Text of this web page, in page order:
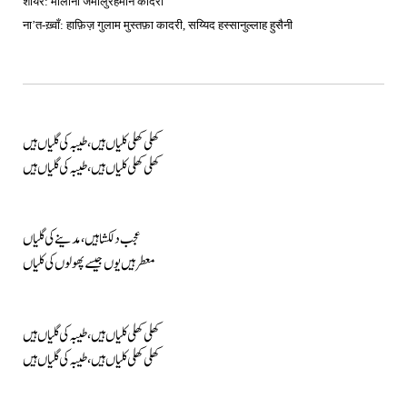
ना’त-ख़्वाँ: हाफ़िज़ गुलाम मुस्तफ़ा कादरी, सय्यिद हस्सानुल्लाह हुसैनी
کھلی کھلی کلیاں ہیں، طیبہ کی گلیاں ہیں
کھلی کھلی کلیاں ہیں، طیبہ کی گلیاں ہیں
عجب دلکشا ہیں، مدینے کی گلیاں
معطر ہیں یوں جیسے پھولوں کی کلیاں
کھلی کھلی کلیاں ہیں، طیبہ کی گلیاں ہیں
کھلی کھلی کلیاں ہیں، طیبہ کی گلیاں ہیں